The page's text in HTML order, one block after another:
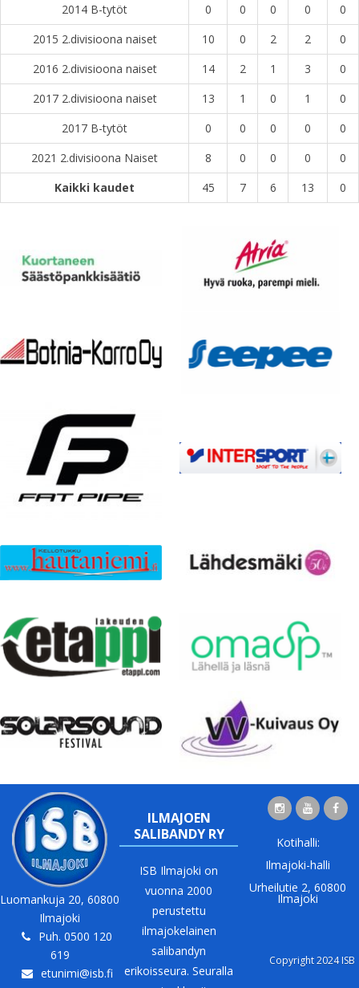
2014 B-tytöt
0 0 0 0
0
2015 2.divisioona naiset
10 0 2 2
0
2016 2.divisioona naiset
14 2 1 3
0
2017 2.divisioona naiset
13 1 0 1
0
2017 B-tytöt
0 0 0 0
0
2021 2.divisioona Naiset
8 0 0 0
0
Kaikki kaudet
45 7 6 13 0
Luomankuja 20, 60800
Ilmajoki
Puh. 0500 120
619
etunimi@isb.fi
ILMAJOEN
SALIBANDY RY
ISB Ilmajoki on
vuonna 2000
perustettu
ilmajokelainen
salibandyn
erikoisseura. Seuralla
Kotihalli:
Ilmajoki-halli
Urheilutie 2, 60800
Ilmajoki
Copyright 2024 ISB